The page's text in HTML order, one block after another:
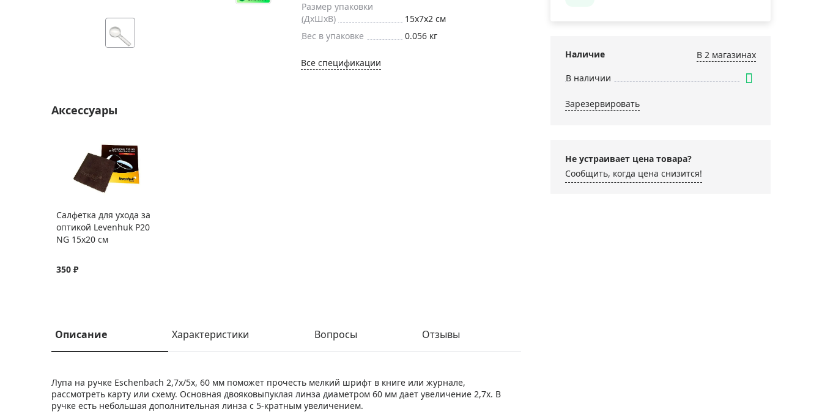
Астропланетарии
Подарки
Фотоловушки
Экшн-камеры
Прочее
Размер упаковки
(ДxШxВ)
15x7x2 см
Вес в упаковке
0.056 кг
Все спецификации
Аксессуары
Салфетка для ухода за
оптикой Levenhuk P20
NG 15x20 см
350 ₽
Описание Характеристики Вопросы Отзывы
Лупа на ручке Eschenbach 2,7x/5x, 60 мм поможет прочесть мелкий шрифт в книге или журнале,
рассмотреть карту или схему. Основная двояковыпуклая линза диаметром 60 мм дает увеличение 2,7x. В
ручке есть небольшая дополнительная линза с 5-кратным увеличением.
Наличие
В 2 магазинах
В наличии
Зарезервировать
Не устраивает цена товара?
Сообщить, когда цена снизится!